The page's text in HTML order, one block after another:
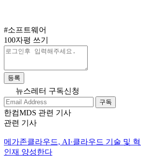
#소프트웨어
100자평 쓰기
등록
뉴스레터 구독신청
구독
한컴MDS 관련 기사
관련 기사
메가존클라우드, AI·클라우드 기술 및
인재 양성한다